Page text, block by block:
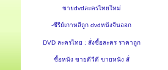
ขายdvdละครไทยใหม่
-ซีรีย์เกาหลีถูก dvdหนังจีนออก
DVD ละครไทย : สั่งซื้อละคร ราคาถูก
ซื้อหนัง ขายดีวีดี ขายหนัง สั่